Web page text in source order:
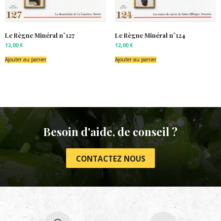
Le Règne Minéral n°127
12,00€
Ajouter au panier
Le Règne Minéral n°124
12,00€
Ajouter au panier
Besoin d'aide, de conseil ?
CONTACTEZ NOUS